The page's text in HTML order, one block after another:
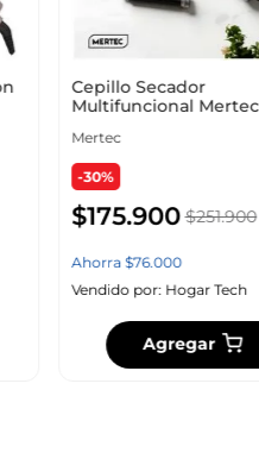
Cepillo Secador
Multifuncional Mertec
Mertec
-30%
$175.900 $251.900
Ahorra $76.000
Vendido por: Hogar Tech
Agregar